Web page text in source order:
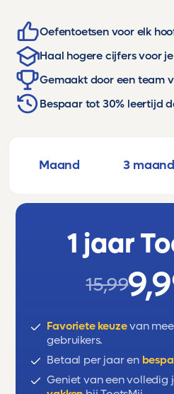
Oefentoetsen voor elk
Haal hogere cijfers voor
Gemaakt door een team
Bespaar tot 30% leertijd
Maand 3
1 jaar
15,99
Favoriete keuzevan
gebruikers.
Betaal per jaar en
Geniet van een volledig